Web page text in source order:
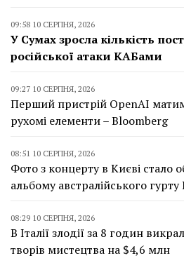
09:58 10 СЕРПНЯ, 2026
У Сумах зросла кількість
російської атаки КАБами
09:27 10 СЕРПНЯ, 2026
Перший пристрій OpenAI
рухомі елементи – Bloomberg
08:51 10 СЕРПНЯ, 2026
Фото з концерту в Києві стало
альбому австралійського
08:29 10 СЕРПНЯ, 2026
В Італії злодії за 8 годин
творів мистецтва на $4,6 млн